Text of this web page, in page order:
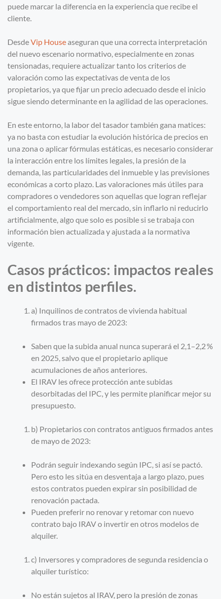
puede marcar la diferencia en la experiencia que recibe el
cliente.
DesdeVip Houseaseguran que una correcta interpretación
del nuevo escenario normativo, especialmente en zonas
tensionadas, requiere actualizar tanto los criterios de
valoración como las expectativas de venta de los
propietarios, ya que fijar un precio adecuado desde el inicio
sigue siendo determinante en la agilidad de las operaciones.
En este entorno, la labor del tasador también gana matices:
ya no basta con estudiar la evolución histórica de precios en
una zona o aplicar fórmulas estáticas, es necesario considerar
la interacción entre los límites legales, la presión de la
demanda, las particularidades del inmueble y las previsiones
económicas a corto plazo. Las valoraciones más útiles para
compradores o vendedores son aquellas que logran reflejar
el comportamiento real del mercado, sin inflarlo ni reducirlo
artificialmente, algo que solo es posible si se trabaja con
información bien actualizada y ajustada a la normativa
vigente.
Casos prácticos: impactos reales
en distintos perfiles.
a) Inquilinos de contratos de vivienda habitual
firmados tras mayo de 2023:
Saben que la subida anual nunca superará el 2,1–2,2 %
en 2025, salvo que el propietario aplique
acumulaciones de años anteriores.
El IRAV les ofrece protección ante subidas
desorbitadas del IPC, y les permite planificar mejor su
presupuesto.
b) Propietarios con contratos antiguos firmados antes
de mayo de 2023:
Podrán seguir indexando según IPC, si así se pactó.
Pero esto les sitúa en desventaja a largo plazo, pues
estos contratos pueden expirar sin posibilidad de
renovación pactada.
Pueden preferir no renovar y retomar con nuevo
contrato bajo IRAV o invertir en otros modelos de
alquiler.
c) Inversores y compradores de segunda residencia o
alquiler turístico:
No están sujetos al IRAV, pero la presión de zonas